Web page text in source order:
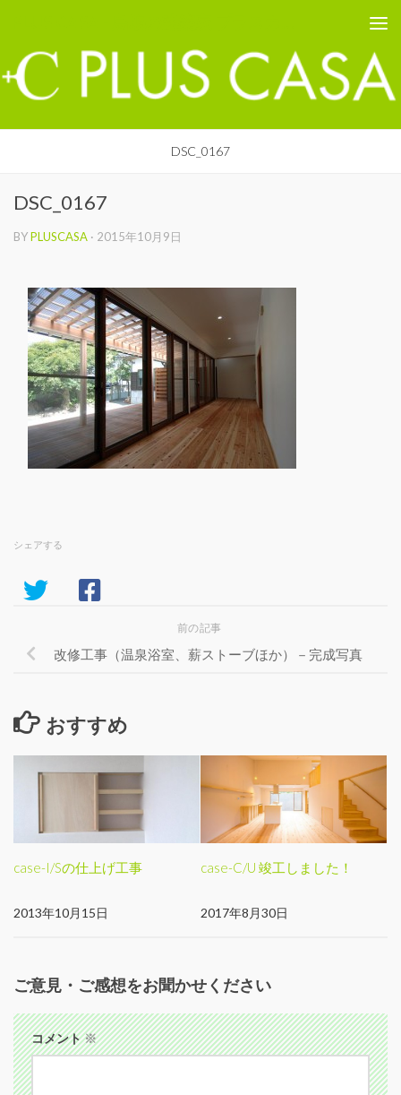
DSC_0167
DSC_0167
BYPLUSCASA · 2015年10月9日
シェアする
前の記事
改修工事（温泉浴室、薪ストーブほか）－完成写真
おすすめ
case-I/Sの仕上げ工事
2013年10月15日
case-C/U 竣工しました！
2017年8月30日
ご意見・ご感想をお聞かせください
コメント※